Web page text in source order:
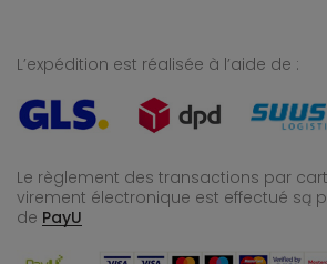
L’expédition est réalisée à l’aide de :
Le règlement des transactions par
virement électronique est effectué są
de PayU